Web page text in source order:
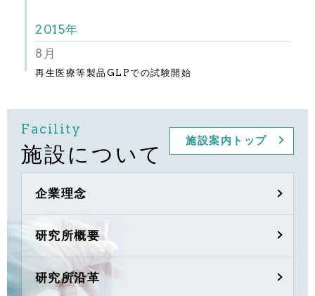
2015年
8月
再生医療等製品GLPでの試験開始
Facility
施設について
施設案内トップ
企業理念
研究所概要
研究所沿革